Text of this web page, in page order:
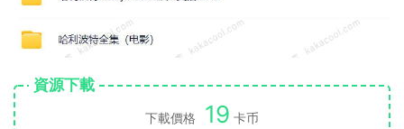
資源下載
下載價格 19 卡币